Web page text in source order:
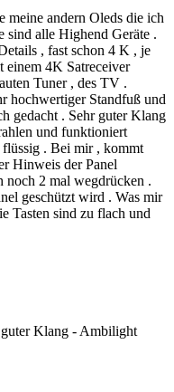
andern Oleds die ich
sind alle Highend Geräte .
, fast schon 4 K , je
4K Satreceiver
Tuner , des TV .
hochwertiger Standfuß und
gedacht . Sehr guter Klang
und funktioniert
. Bei mir , kommt
Hinweis der Panel
noch 2 mal wegdrücken .
geschützt wird . Was mir
Tasten sind zu flach und
Klang - Ambilight